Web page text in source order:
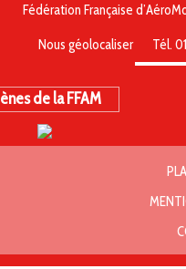
Fédération Française
Nous géolocaliser
Tél.
de la FFAM